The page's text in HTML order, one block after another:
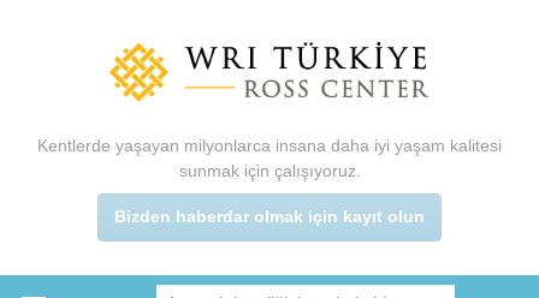
Kentlerde yaşayan milyonlarca insana daha iyi yaşam kalitesi
sunmak için çalışıyoruz.
Bizden haberdar olmak için kayıt olun